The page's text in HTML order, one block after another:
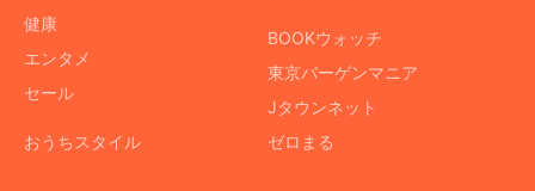
健康
エンタメ
セール
おうちスタイル
BOOKウォッチ
東京バーゲンマニア
Jタウンネット
ゼロまる